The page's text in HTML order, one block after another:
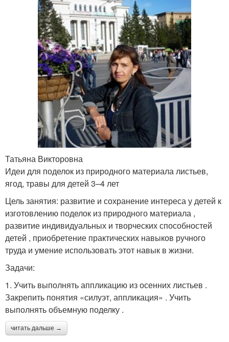
Татьяна Викторовна
Идеи для поделок из природного материала листьев,
ягод, травы для детей 3–4 лет
Цель занятия: развитие и сохранение интереса у детей к
изготовлению поделок из природного материала ,
развитие индивидуальных и творческих способностей
детей , приобретение практических навыков ручного
труда и умение использовать этот навык в жизни.
Задачи:
1. Учить выполнять аппликацию из осенних листьев .
Закрепить понятия «силуэт, аппликация» . Учить
выполнять объемную поделку .
читать дальше →